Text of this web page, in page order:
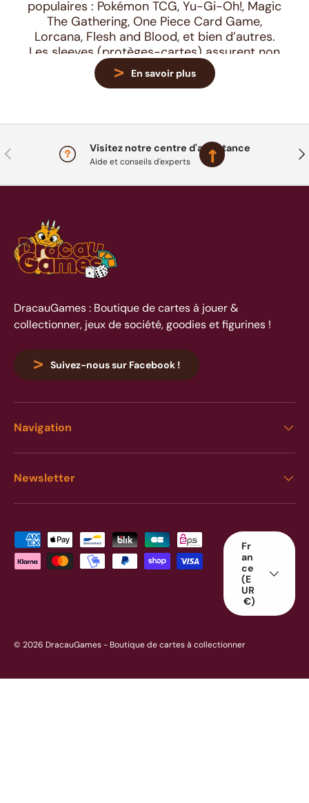
populaires : Pokémon TCG, Yu-Gi-Oh!, Magic
The Gathering, One Piece Card Game,
Lorcana, Flesh and Blood, et bien d’autres.
Les sleeves (protèges-cartes) assurent non
seulement la longévité de vos cartes, mais
permettent aussi de les manipuler
c’est un accessoire essentiel pour éviter
l'usure, les traces et les plis.
En savoir plus
Précédent Visitez notre centre d'assistance
Aide et conseils d'experts
DracauGames : Boutique de cartes à jouer &
collectionner, jeux de société, goodies et figurines !
Suivez-nous sur Facebook !
Navigation
Newsletter
Moyens de paiement acceptés Pays
Fr
an
ce
(E
UR
€)
© 2026 DracauGames- Boutique de cartes à collectionner